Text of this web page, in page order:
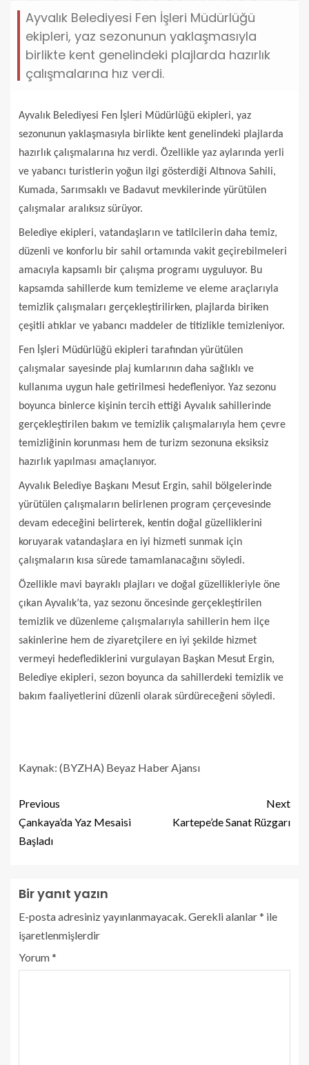
Ayvalık Belediyesi Fen İşleri Müdürlüğü
ekipleri, yaz sezonunun yaklaşmasıyla
birlikte kent genelindeki plajlarda hazırlık
çalışmalarına hız verdi.
Ayvalık Belediyesi Fen İşleri Müdürlüğü ekipleri, yaz
sezonunun yaklaşmasıyla birlikte kent genelindeki plajlarda
hazırlık çalışmalarına hız verdi. Özellikle yaz aylarında yerli
ve yabancı turistlerin yoğun ilgi gösterdiği Altınova Sahili,
Kumada, Sarımsaklı ve Badavut mevkilerinde yürütülen
çalışmalar aralıksız sürüyor.
Belediye ekipleri, vatandaşların ve tatilcilerin daha temiz,
düzenli ve konforlu bir sahil ortamında vakit geçirebilmeleri
amacıyla kapsamlı bir çalışma programı uyguluyor. Bu
kapsamda sahillerde kum temizleme ve eleme araçlarıyla
temizlik çalışmaları gerçekleştirilirken, plajlarda biriken
çeşitli atıklar ve yabancı maddeler de titizlikle temizleniyor.
Fen İşleri Müdürlüğü ekipleri tarafından yürütülen
çalışmalar sayesinde plaj kumlarının daha sağlıklı ve
kullanıma uygun hale getirilmesi hedefleniyor. Yaz sezonu
boyunca binlerce kişinin tercih ettiği Ayvalık sahillerinde
gerçekleştirilen bakım ve temizlik çalışmalarıyla hem çevre
temizliğinin korunması hem de turizm sezonuna eksiksiz
hazırlık yapılması amaçlanıyor.
Ayvalık Belediye Başkanı Mesut Ergin, sahil bölgelerinde
yürütülen çalışmaların belirlenen program çerçevesinde
devam edeceğini belirterek, kentin doğal güzelliklerini
koruyarak vatandaşlara en iyi hizmeti sunmak için
çalışmaların kısa sürede tamamlanacağını söyledi.
Özellikle mavi bayraklı plajları ve doğal güzellikleriyle öne
çıkan Ayvalık’ta, yaz sezonu öncesinde gerçekleştirilen
temizlik ve düzenleme çalışmalarıyla sahillerin hem ilçe
sakinlerine hem de ziyaretçilere en iyi şekilde hizmet
vermeyi hedeflediklerini vurgulayan Başkan Mesut Ergin,
Belediye ekipleri, sezon boyunca da sahillerdeki temizlik ve
bakım faaliyetlerini düzenli olarak sürdüreceğeni söyledi.
Kaynak: (BYZHA) Beyaz Haber Ajansı
Previous
Çankaya’da Yaz Mesaisi
Başladı
Next
Kartepe’de Sanat Rüzgarı
Bir yanıt yazın
E-posta adresiniz yayınlanmayacak. Gerekli alanlar* ile
işaretlenmişlerdir
Yorum*